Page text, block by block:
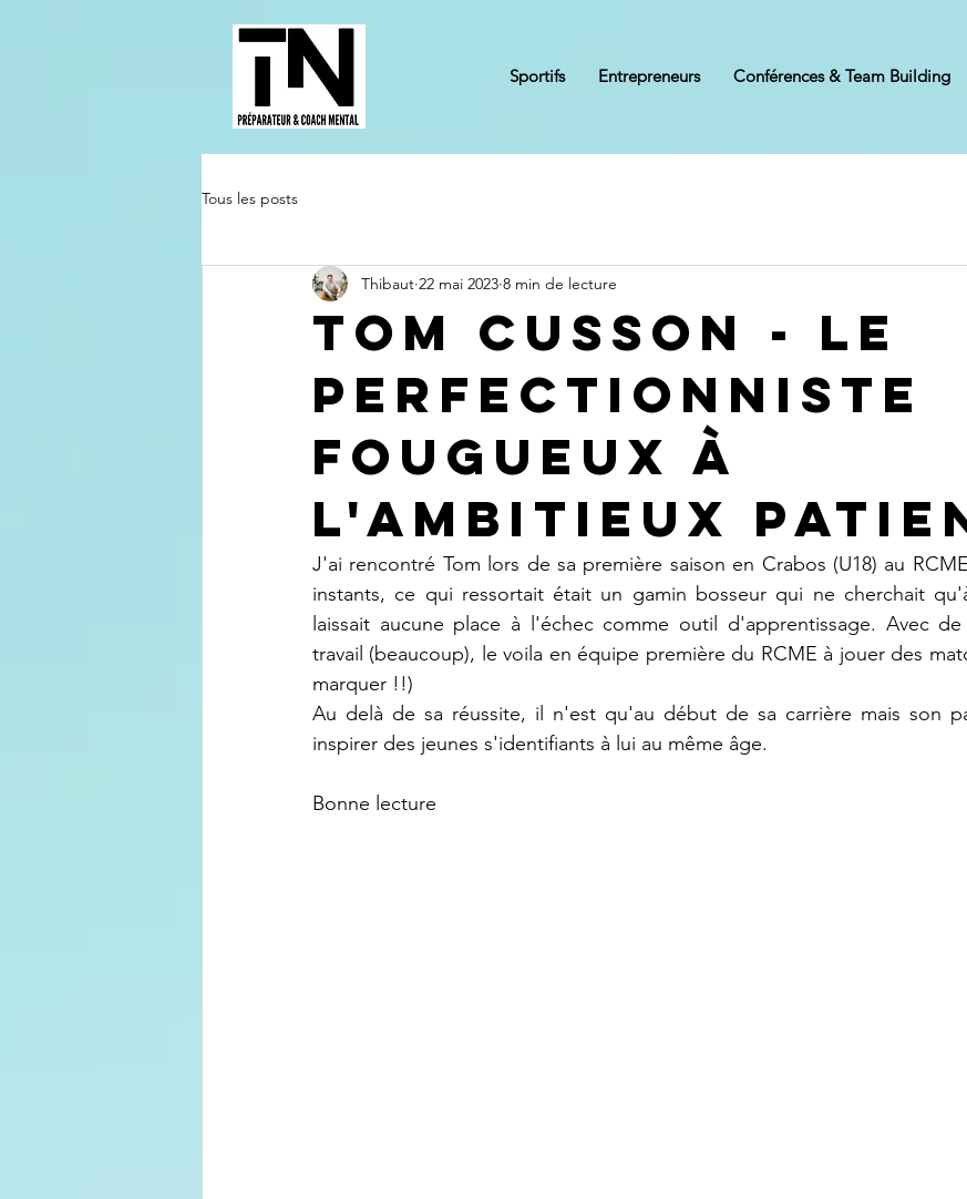
Sportifs Entrepreneurs Conférences & Team Building
Tous les posts
Tom Cusson - Le
perfectionniste
fougueux à
l'ambitieux
Thibaut 22 mai 2023 8 min de lecture
J'ai rencontré Tom lors de sa première saison en Crabos (U18) au
instants, ce qui ressortait était un gamin bosseur qui ne cherchait
laissait aucune place à l'échec comme outil d'apprentissage. Avec
travail (beaucoup), le voila en équipe première du RCME à jouer des
marquer !!)
Au delà de sa réussite, il n'est qu'au début de sa carrière mais son
inspirer des jeunes s'identifiants à lui au même âge.
Bonne lecture